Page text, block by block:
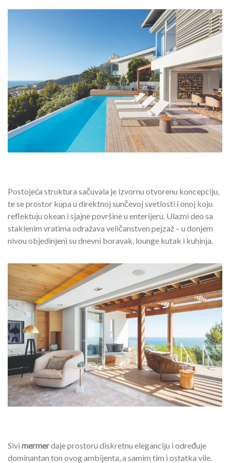
Postojeća struktura sačuvala je izvornu otvorenu koncepciju,
te se prostor kupa u direktnoj sunčevoj svetlosti i onoj koju
reflektuju okean i sjajne površine u enterijeru. Ulazni deo sa
staklenim vratima odražava veličanstven pejzaž – u donjem
nivou objedinjeni su dnevni boravak, lounge kutak i kuhinja.
Sivi mermerdaje prostoru diskretnu eleganciju i određuje
dominantan ton ovog ambijenta, a samim tim i ostatka vile.